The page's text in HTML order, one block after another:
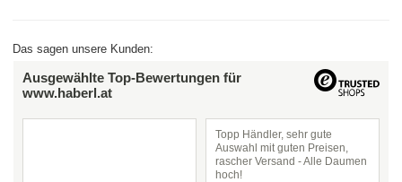
Das sagen unsere Kunden:
Ausgewählte Top-Bewertungen für
www.haberl.at
Topp Händler, sehr gute
Auswahl mit guten Preisen,
rascher Versand - Alle Daumen
hoch!